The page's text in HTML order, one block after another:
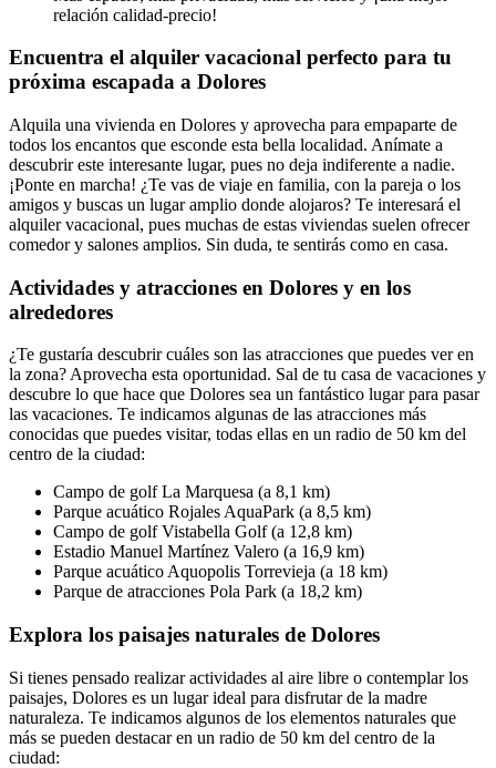
relación calidad-precio!
Encuentra el alquiler vacacional perfecto para tu
próxima escapada a Dolores
Alquila una vivienda en Dolores y aprovecha para empaparte de
todos los encantos que esconde esta bella localidad. Anímate a
descubrir este interesante lugar, pues no deja indiferente a nadie.
¡Ponte en marcha! ¿Te vas de viaje en familia, con la pareja o los
amigos y buscas un lugar amplio donde alojaros? Te interesará el
alquiler vacacional, pues muchas de estas viviendas suelen ofrecer
comedor y salones amplios. Sin duda, te sentirás como en casa.
Actividades y atracciones en Dolores y en los
alrededores
¿Te gustaría descubrir cuáles son las atracciones que puedes ver en
la zona? Aprovecha esta oportunidad. Sal de tu casa de vacaciones y
descubre lo que hace que Dolores sea un fantástico lugar para pasar
las vacaciones. Te indicamos algunas de las atracciones más
conocidas que puedes visitar, todas ellas en un radio de 50 km del
centro de la ciudad:
Campo de golf La Marquesa (a 8,1 km)
Parque acuático Rojales AquaPark (a 8,5 km)
Campo de golf Vistabella Golf (a 12,8 km)
Estadio Manuel Martínez Valero (a 16,9 km)
Parque acuático Aquopolis Torrevieja (a 18 km)
Parque de atracciones Pola Park (a 18,2 km)
Explora los paisajes naturales de Dolores
Si tienes pensado realizar actividades al aire libre o contemplar los
paisajes, Dolores es un lugar ideal para disfrutar de la madre
naturaleza. Te indicamos algunos de los elementos naturales que
más se pueden destacar en un radio de 50 km del centro de la
ciudad: